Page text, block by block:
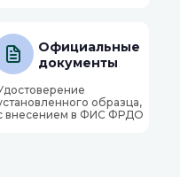
образца,
внесением в ФИС ФРДО
Официальные
документы